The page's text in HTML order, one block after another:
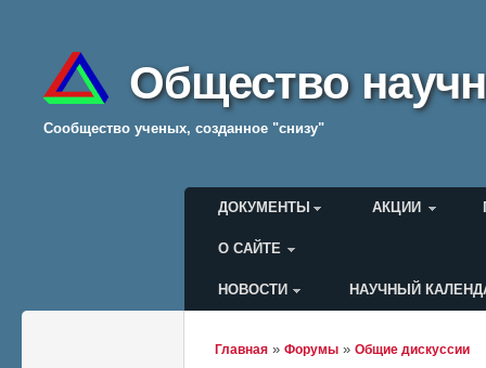
Общество
Cообщество ученых, созданное "снизу"
Главное меню
ДОКУМЕНТЫ АКЦИИ
О САЙТЕ
Меню пользователя
НОВОСТИ НАУЧНЫЙ
Главная » Форумы » Общие дискуссии